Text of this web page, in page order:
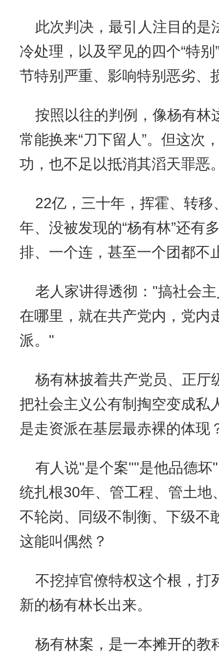
此次判决，最引人注目的是
冷处理，以及罕见的四个“特
节特别严重、影响特别恶劣、
按照以往的判例，像杨有林
常能换来“刀下留人”。但这次
功，也不足以抵消其滔天罪恶
22亿，三十年，挥霍、转
年、没被发现的“杨有林”还有
排、一个连，甚至一个团都不
老人家讲得透彻："搞社会
在哪里，就在共产党内，党内
派。"
杨有林披着共产党员、正厅
把社会主义公有制掏空变成
是走资派在基层最赤裸的体现
有人说"是个案""是他品德
统扎根30年、管工程、管土地
不轮岗、同级不制衡、下级
这能叫偶然？
不挖掉官僚特权这个根，打
新的杨有林长出来。
杨有林案，是一本摊开的教